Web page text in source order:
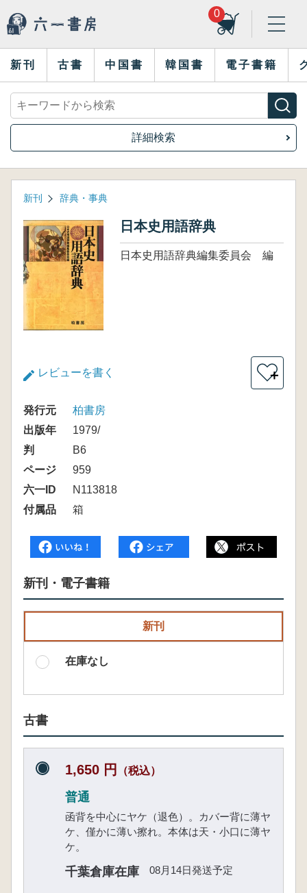
0
新刊 古書 中国書 韓国書 電子書籍
詳細検索
新刊 辞典・事典
日本史用語辞典
日本史用語辞典編集委員会 編
レビューを書く ＋
発行元
柏書房
出版年
1979/
判
B6
ページ
959
六一ID
N113818
付属品
箱
新刊・電子書籍
新刊
在庫なし
古書
1,650 円 （税込）
普通
函背を中心にヤケ（退色）。カバー背に薄ヤ
ケ、僅かに薄い擦れ。本体は天・小口に薄ヤ
ケ。
千葉倉庫在庫 08月14日発送予定